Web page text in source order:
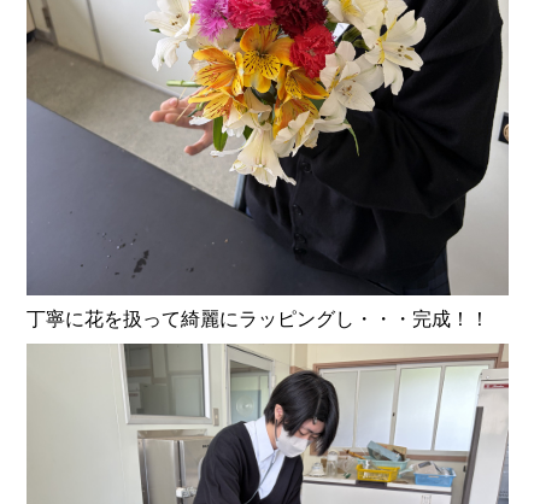
丁寧に花を扱って綺麗にラッピングし・・・完成！！